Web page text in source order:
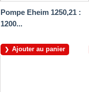
Pompe Eheim 1250,21 :
1200...
Ajouter au panier